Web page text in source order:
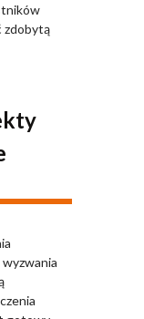
zdobytą